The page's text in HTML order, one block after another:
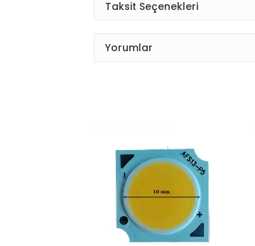
Taksit Seçenekleri
Yorumlar